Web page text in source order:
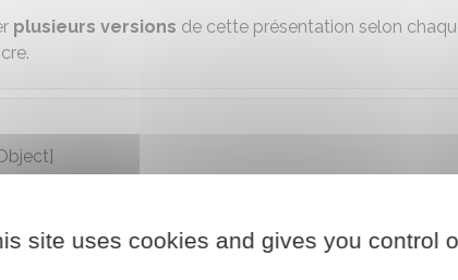
plusieurs versions de cette présentation selon
de comprendre quelles sont vos
de votre projet.
le projet de création, on doit sentir la cohésion de l'
site uses cookies and gives you control